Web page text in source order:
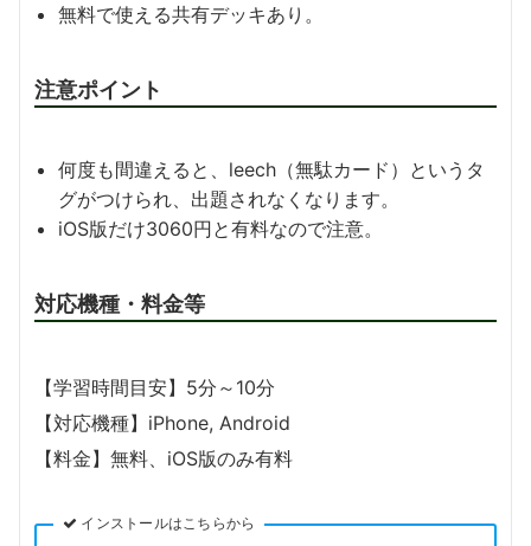
無料で使える共有デッキあり。
注意ポイント
何度も間違えると、leech（無駄カード）というタ
グがつけられ、出題されなくなります。
iOS版だけ3060円と有料なので注意。
対応機種・料金等
【学習時間目安】5分～10分
【対応機種】iPhone, Android
【料金】無料、iOS版のみ有料
インストールはこちらから